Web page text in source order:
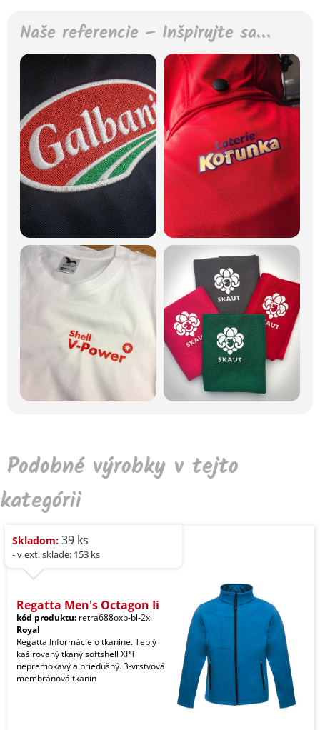
Naše referencie – Inšpirujte sa…
Podobné výrobky v tejto
kategórii
Skladom: 39 ks
- v ext. sklade: 153 ks
Regatta Men's Octagon Ii
kód produktu: retra688oxb-bl-2xl
Royal
Regatta Informácie o tkanine. Teplý
kašírovaný tkaný softshell XPT
nepremokavý a priedušný. 3-vrstvová
membránová tkanin